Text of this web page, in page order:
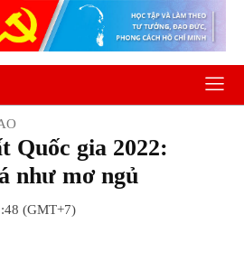
Quốc gia 2022:
như mơ ngủ
(GMT+7)